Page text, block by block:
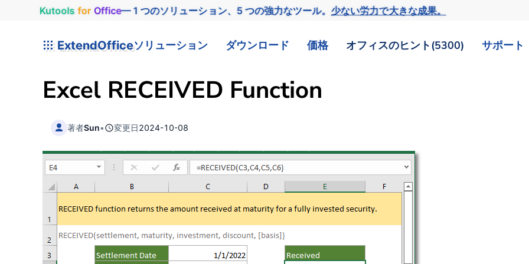
Kutools for Office— 1 つのソリューション、5 つの強力なツール。少ない労力で大きな成果。
ExtendOfficeソリューション ダウンロード 価格 オフィスのヒント(5300) サポート
Excel RECEIVED Function
著者Sun• 変更日2024-10-08